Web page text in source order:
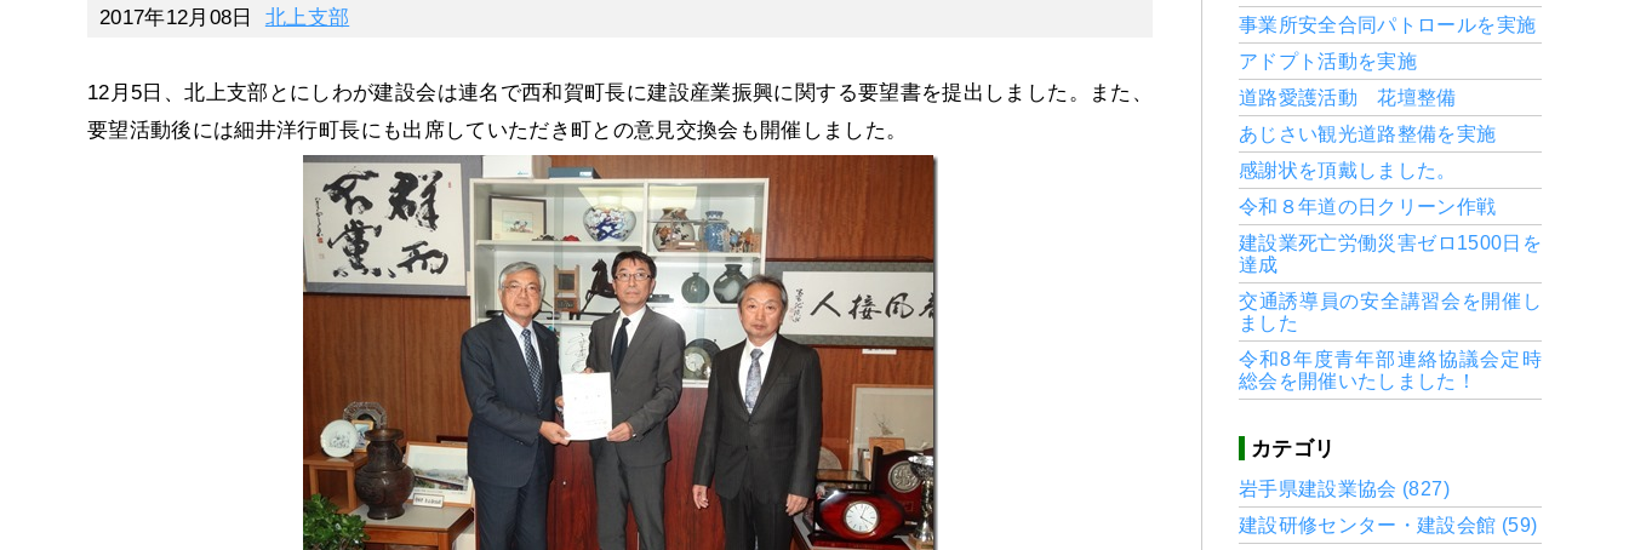
2017年12月08日 北上支部
12月5日、北上支部とにしわが建設会は連名で西和賀町長に建設産業振興に関する要望書を提出しました。また、
要望活動後には細井洋行町長にも出席していただき町との意見交換会も開催しました。
事業所安全合同パトロールを実施
アドプト活動を実施
道路愛護活動 花壇整備
あじさい観光道路整備を実施
感謝状を頂戴しました。
令和８年道の日クリーン作戦
建設業死亡労働災害ゼロ1500日を
達成
交通誘導員の安全講習会を開催し
ました
令和8年度青年部連絡協議会定時
総会を開催いたしました！
カテゴリ
岩手県建設業協会 (827)
建設研修センター・建設会館 (59)